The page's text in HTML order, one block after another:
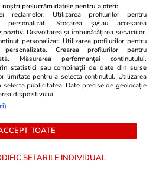
la
bineînțeles
prelucrăm datele pentru a oferi:
reclamelor. Utilizarea profilurilor pentru
personalizat. Stocarea și/sau accesarea
Dezvoltarea și îmbunătățirea serviciilor.
personalizat. Utilizarea profilurilor pentru
Crearea profilurilor pentru
Măsurarea performanței conținutului.
statistici sau combinații de date din surse
limitate pentru a selecta conținutul. Utilizarea
publicitatea. Date precise de geolocație
dispozitivului.
TOATE
SETARILE INDIVIDUAL